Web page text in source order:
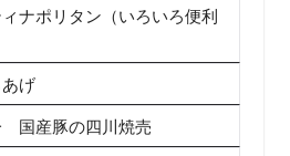
ナポリタン（いろいろ便利
げ
国産豚の四川焼売